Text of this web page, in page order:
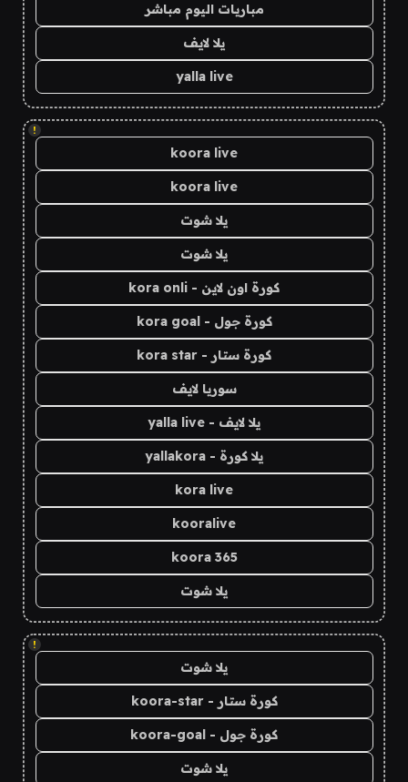
مباريات اليوم مباشر
يلا لايف
yalla live
!
koora live
koora live
يلا شوت
يلا شوت
كورة اون لاين - kora onli
كورة جول - kora goal
كورة ستار - kora star
سوريا لايف
يلا لايف - yalla live
يلا كورة - yallakora
kora live
kooralive
koora 365
يلا شوت
!
يلا شوت
كورة ستار - koora-star
كورة جول - koora-goal
يلا شوت